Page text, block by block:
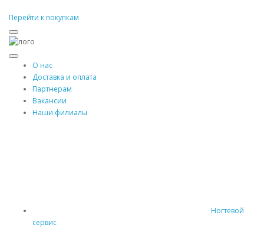
Перейти к покупкам
О нас
Доставка и оплата
Партнерам
Вакансии
Наши филиалы
Ногтевой
сервис